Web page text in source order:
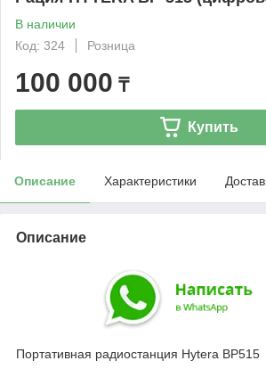
В наличии
Код: 324
Розница
100 000 ₸
Купить
Описание Характеристики
Описание
Портативная радиостанция Hytera BP515